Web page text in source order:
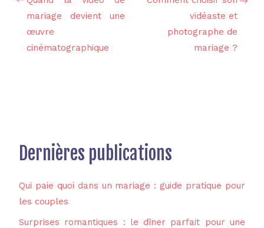
mariage devient une
œuvre
cinématographique
vidéaste et
photographe de
mariage ?
Dernières publications
Qui paie quoi dans un mariage : guide pratique pour
les couples
Surprises romantiques : le dîner parfait pour une